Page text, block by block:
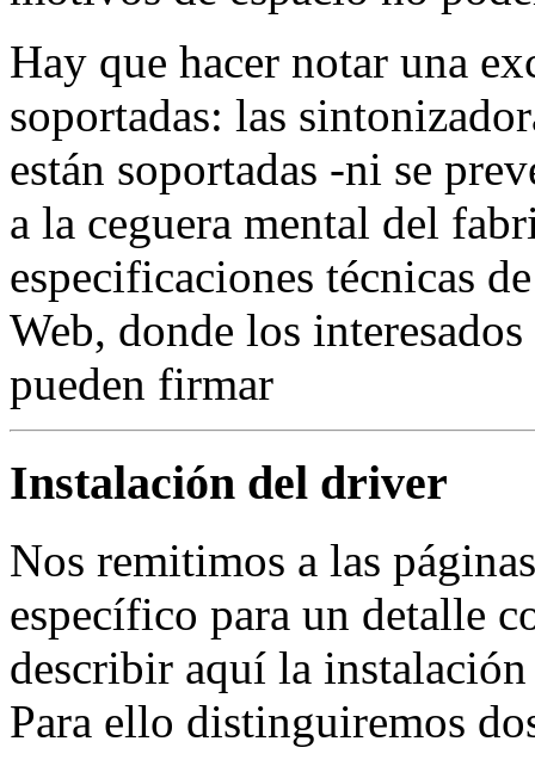
Hay que hacer notar una
soportadas: las
están soportadas -ni se
a la ceguera mental del
especificaciones técnicas
Web, donde los
pueden firmar
Instalación del driver
Nos remitimos a las
específico para un detalle
describir aquí la
Para ello distinguiremos